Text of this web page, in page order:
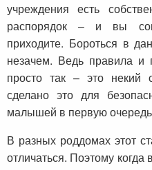
учреждения есть
распорядок – и вы
приходите. Бороться в
незачем. Ведь правила и
просто так – это некий
сделано это для
малышей в первую
В разных роддомах этот
отличаться. Поэтому